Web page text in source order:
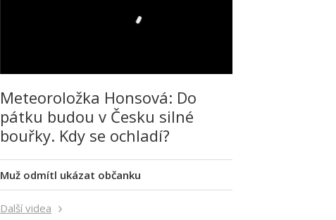
Meteoroložka Honsová: Do
pátku budou v Česku silné
bouřky. Kdy se ochladí?
Muž odmítl ukázat občanku
Další videa